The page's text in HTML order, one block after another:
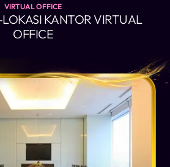
VIRTUAL OFFICE
KANTOR VIRTUAL
OFFICE